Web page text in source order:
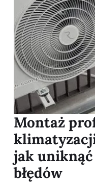
Montaż
jak
błędów